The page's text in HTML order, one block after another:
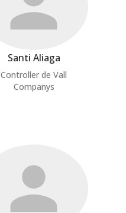
Santi Aliaga
Controller de Vall
Companys